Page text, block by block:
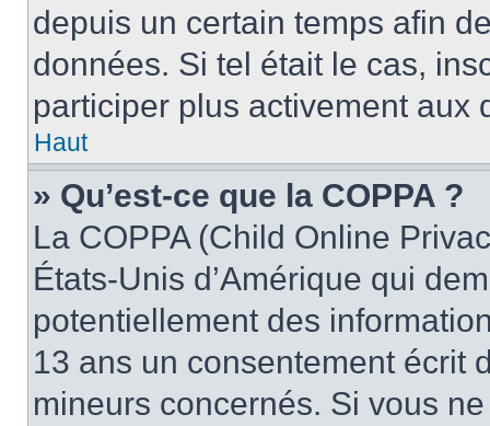
depuis un certain temps afin
données. Si tel était le cas,
participer plus activement aux
Haut
» Qu’est-ce que la COPPA ?
La COPPA (Child Online
États-Unis d’Amérique qui
potentiellement des
13 ans un consentement écrit
mineurs concernés. Si vous